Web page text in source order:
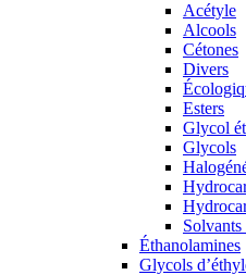
Acétyle
Alcools
Cétones
Divers
Esters
Glycol
Glycols
Éthanolamines
Glycols